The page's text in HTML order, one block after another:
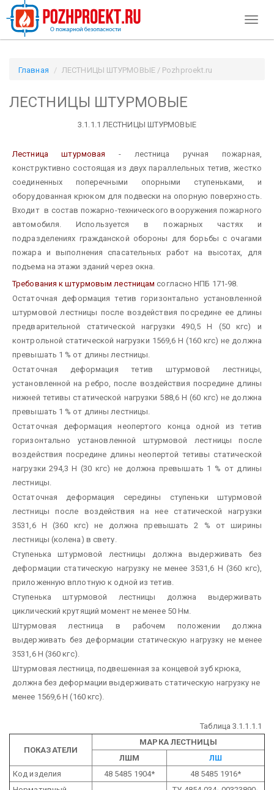
Главная ЛЕСТНИЦЫ ШТУРМОВЫЕ / Pozhproekt.ru
ЛЕСТНИЦЫ ШТУРМОВЫЕ
3.1.1.1 ЛЕСТНИЦЫ ШТУРМОВЫЕ
Лестница штурмовая - лестница ручная пожарная,
конструктивно состоящая из двух параллельных тетив, жестко
соединенных поперечными опорными ступеньками, и
оборудованная крюком для подвески на опорную поверхность.
Входит в состав пожарно-технического вооружения пожарного
автомобиля. Используется в пожарных частях и
подразделениях гражданской обороны для борьбы с очагами
пожара и выполнения спасательных работ на высотах, для
подъема на этажи зданий через окна.
Требования к штурмовым лестницамсогласно НПБ 171-98.
Остаточная деформация тетив горизонтально установленной
штурмовой лестницы после воздействия посредине ее длины
предварительной статической нагрузки 490,5 Н (50 кгс) и
контрольной статической нагрузки 1569,6 Н (160 кгс) не должна
превышать 1 % от длины лестницы.
Остаточная деформация тетив штурмовой лестницы,
установленной на ребро, после воздействия посредине длины
нижней тетивы статической нагрузки 588,6 Н (60 кгс) не должна
превышать 1 % от длины лестницы.
Остаточная деформация неопертого конца одной из тетив
горизонтально установленной штурмовой лестницы после
воздействия посредине длины неопертой тетивы статической
нагрузки 294,3 Н (30 кгс) не должна превышать 1 % от длины
лестницы.
Остаточная деформация середины ступеньки штурмовой
лестницы после воздействия на нее статической нагрузки
3531,6 Н (360 кгс) не должна превышать 2 % от ширины
лестницы (колена) в свету.
Ступенька штурмовой лестницы должна выдерживать без
деформации статическую нагрузку не менее 3531,6 Н (360 кгс),
приложенную вплотную к одной из тетив.
Ступенька штурмовой лестницы должна выдерживать
циклический крутящий момент не менее 50 Нм.
Штурмовая лестница в рабочем положении должна
выдерживать без деформации статическую нагрузку не менее
3531,6 Н (360 кгс).
Штурмовая лестница, подвешенная за концевой зуб крюка,
должна без деформации выдерживать статическую нагрузку не
менее 1569,6 Н (160 кгс).
Таблица 3.1.1.1.1
ПОКАЗАТЕЛИ
МАРКА ЛЕСТНИЦЫ
ЛШМ
ЛШ
Код изделия
48 5485 1904*
48 5485 1916*